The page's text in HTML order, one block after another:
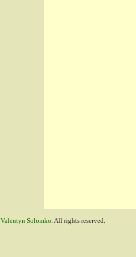
Valentyn Solomko. All rights reserved.